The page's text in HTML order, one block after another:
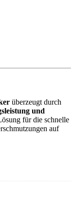
überzeugt durch
und
für die schnelle
auf